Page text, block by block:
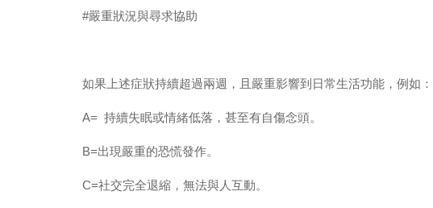
#嚴重狀況與尋求協助
如果上述症狀持續超過兩週，且嚴重影響到日常生活功能，例如：
A= 持續失眠或情緒低落，甚至有自傷念頭。
B=出現嚴重的恐慌發作。
C=社交完全退縮，無法與人互動。